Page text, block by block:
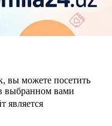
вы можете посетить
выбранном вами
является